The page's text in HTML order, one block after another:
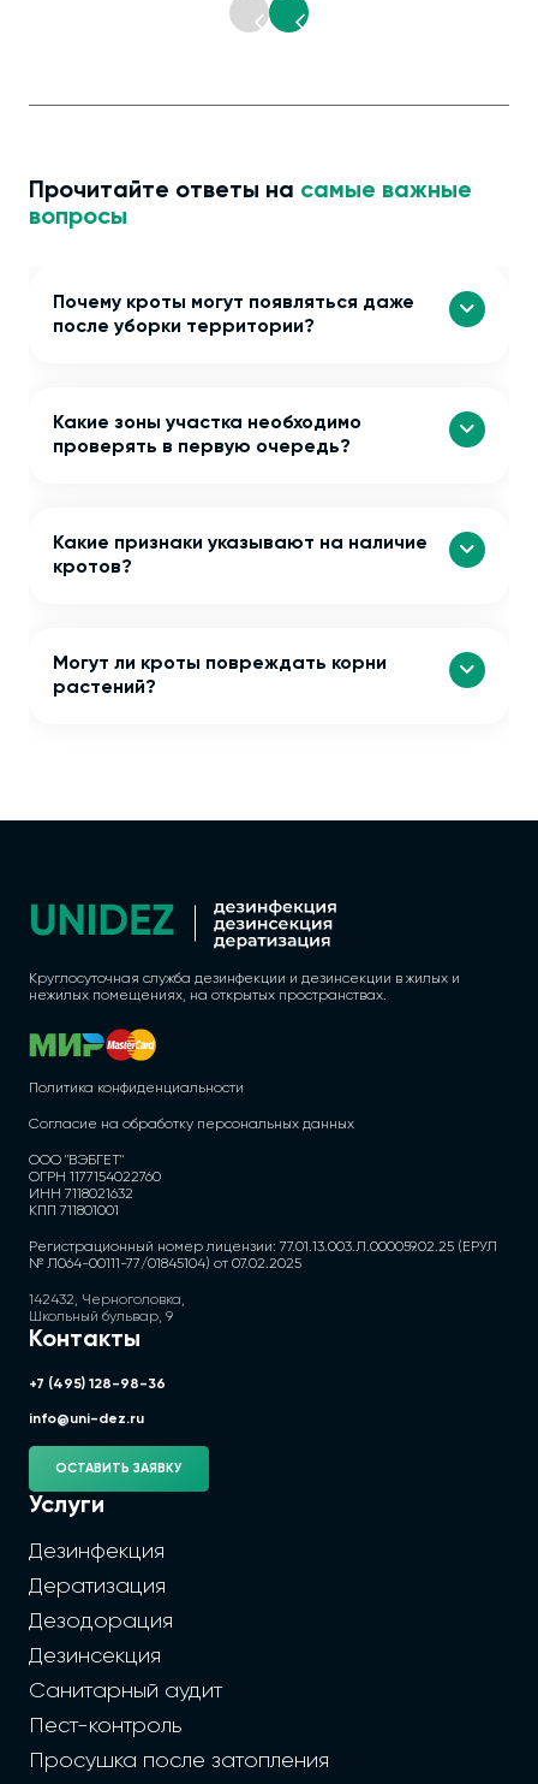
Прочитайте ответы на самые важные
вопросы
Почему кроты могут появляться даже
после уборки территории?
Какие зоны участка необходимо
проверять в первую очередь?
Какие признаки указывают на наличие
кротов?
Могут ли кроты повреждать корни
растений?
Круглосуточная служба дезинфекции и дезинсекции в жилых и
нежилых помещениях, на открытых пространствах.
Политика конфиденциальности
Согласие на обработку персональных данных
ООО "ВЭБГЕТ"
ОГРН 1177154022760
ИНН 7118021632
КПП 711801001
Регистрационный номер лицензии: 77.01.13.003.Л.000059.02.25 (ЕРУЛ
№ Л064-00111-77/01845104) от 07.02.2025
142432, Черноголовка,
Школьный бульвар, 9
Контакты
+7 (495) 128-98-36
info@uni-dez.ru
ОСТАВИТЬ ЗАЯВКУ
Услуги
Дезинфекция
Дератизация
Дезодорация
Дезинсекция
Санитарный аудит
Пест-контроль
Просушка после затопления